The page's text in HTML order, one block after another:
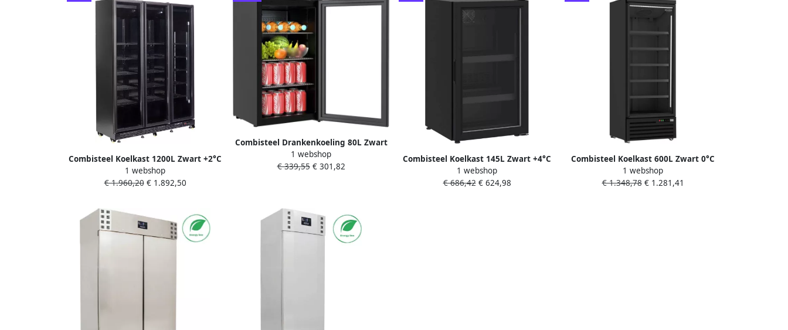
Combisteel Koelkast 1200L Zwart +2°C
+10°C Geforceerd 3 Draaideuren
Wielen 1600x600x2100mm Horeca
1 webshop
€ 1.960,20€ 1.892,50
Combisteel Drankenkoeling 80L Zwart
+3°C +10°C 474x440x840mm Horeca
Koelkast
1 webshop
€ 339,55€ 301,82
Combisteel Koelkast 145L Zwart +4°C
+10°C Geforceerd 500x585x885mm
Horeca Koelkast
1 webshop
€ 686,42€ 624,98
Combisteel Koelkast 600L Zwart 0°C
+10°C Geforceerd Wielen
750x710x1997mm Horeca Koelkast
1 webshop
€ 1.348,78€ 1.281,41